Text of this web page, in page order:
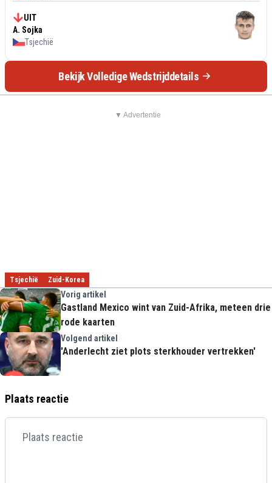
UIT
A. Sojka
Tsjechië
Bekijk Volledige Wedstrijddetails
▼ Advertentie
Tsjechië Zuid-Korea
Vorig artikel
Gastland Mexico wint van Zuid-Afrika, meteen drie
rode kaarten
Volgend artikel
'Anderlecht ziet plots sterkhouder vertrekken'
Plaats reactie